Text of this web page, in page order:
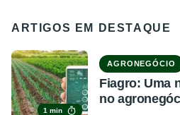
ARTIGOS EM DESTAQUE
1 min
AGRONEGÓCIO
Fiagro: Uma
no